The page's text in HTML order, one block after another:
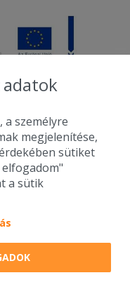
- Diston-line Kft.
egy helyen az összes
étterem ajánlata.
a személyre
megjelenítése,
sütiket
a sütik